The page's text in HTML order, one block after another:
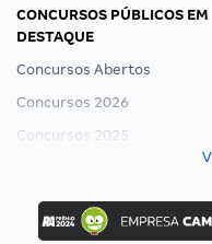
CONCURSOS PÚBLICOS EM
DESTAQUE
Concursos Abertos
Concursos 2026
Concursos 2025
Concurso Ibama
Concurso MPU